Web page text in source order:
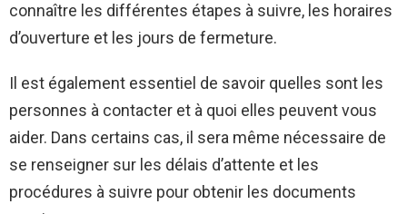
connaître les différentes étapes à suivre, les horaires
d’ouverture et les jours de fermeture.
Il est également essentiel de savoir quelles sont les
personnes à contacter et à quoi elles peuvent vous
aider. Dans certains cas, il sera même nécessaire de
se renseigner sur les délais d’attente et les
procédures à suivre pour obtenir les documents